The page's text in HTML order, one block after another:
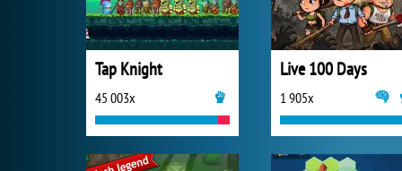
Tap Knight
45 003x
Live 100 Days
1 905x